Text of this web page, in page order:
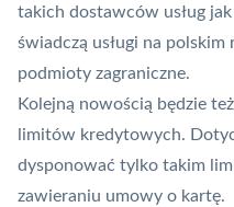
takich dostawców usług jak
świadczą usługi na
podmioty zagraniczne.
Kolejną nowością będzie
limitów kredytowych.
dysponować tylko takim
zawieraniu umowy o kartę.